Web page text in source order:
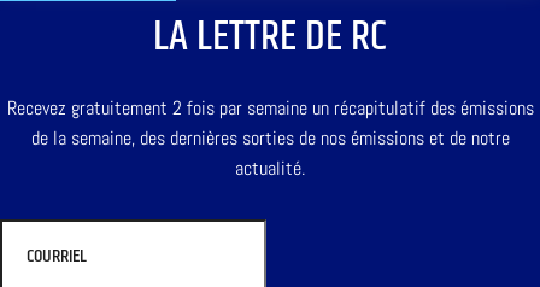
LA LETTRE DE RC
Recevez gratuitement 2 fois par semaine un récapitulatif des émissions
de la semaine, des dernières sorties de nos émissions et de notre
actualité.